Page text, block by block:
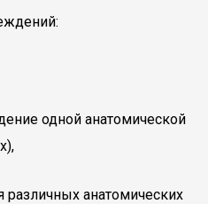
одной анатомической
анатомических